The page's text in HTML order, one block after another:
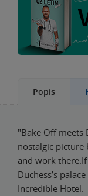
Popis
"Bake Off
nostalgic picture
and work
Duchess’s
Incredible Hotel.